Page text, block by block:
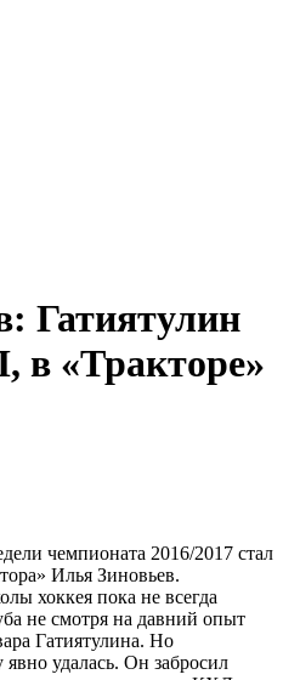
Гатиятулин
«Тракторе»
чемпионата 2016/2017 стал
Илья Зиновьев.
хоккея пока не всегда
не смотря на давний опыт
Гатиятулина. Но
удалась. Он забросил